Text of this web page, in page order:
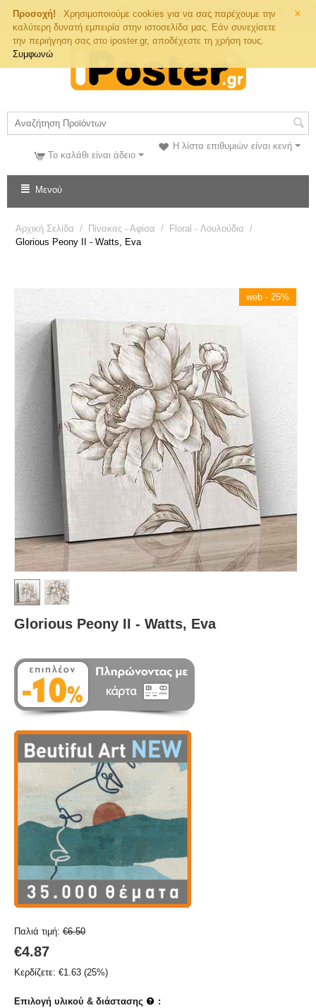
×
Προσοχή!
Χρησιμοποιούμε cookies για να σας παρέχουμε την
καλύτερη δυνατή εμπειρία στην ιστοσελίδα μας. Εάν συνεχίσετε
την περιήγηση σας στο iposter.gr, αποδέχεστε τη χρήση τους.
Συμφωνώ
Τηλ. Παραγγελιών
Η λίστα επιθυμιών είναι κενή
Το καλάθι είναι άδειο
Μενού
Αρχική Σελίδα / Πίνακας - Αφίσα / Floral - Λουλούδια /
Glorious Peony II - Watts, Eva
web - 25%
Glorious Peony II - Watts, Eva
Παλιά τιμή: €6.50
€4.87
Κερδίζετε: €1.63 (25%)
Επιλογή υλικού & διάστασης :